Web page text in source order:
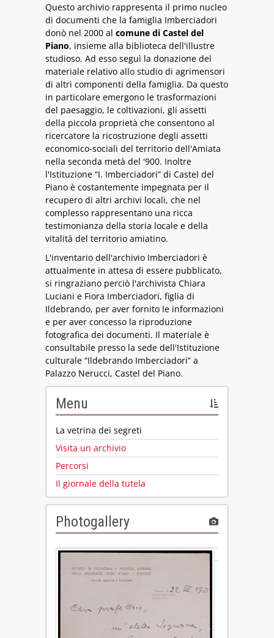
Questo archivio rappresenta il primo nucleo
di documenti che la famiglia Imberciadori
donò nel 2000 al comune di Castel del
Piano, insieme alla biblioteca dell'illustre
studioso. Ad esso seguì la donazione del
materiale relativo allo studio di agrimensori
di altri componenti della famiglia. Da questo
in particolare emergono le trasformazioni
del paesaggio, le coltivazioni, gli assetti
della piccola proprietà che consentono al
ricercatore la ricostruzione degli assetti
economico-sociali del territorio dell'Amiata
nella seconda metà del '900. Inoltre
l'Istituzione “I. Imberciadori” di Castel del
Piano è costantemente impegnata per il
recupero di altri archivi locali, che nel
complesso rappresentano una ricca
testimonianza della storia locale e della
vitalità del territorio amiatino.
L'inventario dell'archivio Imberciadori è
attualmente in attesa di essere pubblicato,
si ringraziano perciò l'archivista Chiara
Luciani e Fiora Imberciadori, figlia di
Ildebrando, per aver fornito le informazioni
e per aver concesso la riproduzione
fotografica dei documenti. Il materiale è
consultabile presso la sede dell'Istituzione
culturale “Ildebrando Imberciadori” a
Palazzo Nerucci, Castel del Piano.
Menu
La vetrina dei segreti
Visita un archivio
Percorsi
Il giornale della tutela
Photogallery